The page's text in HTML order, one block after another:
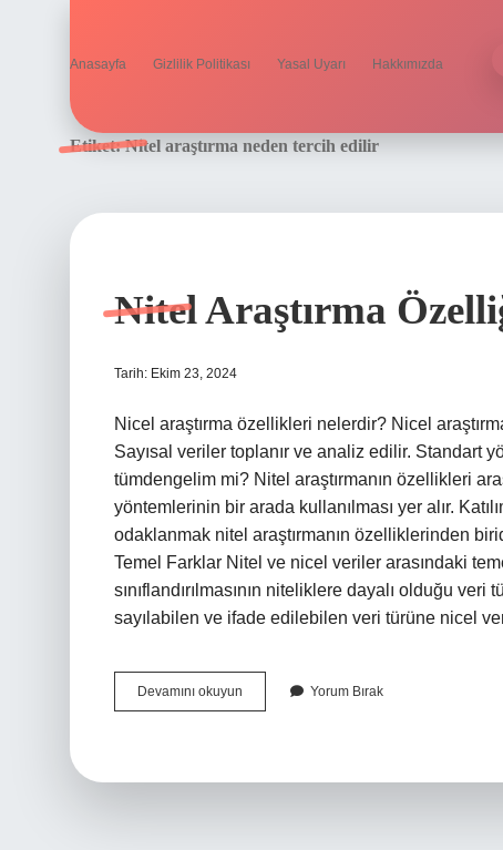
Anasayfa Gizlilik Politikası Yasal Uyarı Hakkımızda
Etiket:Nitel araştırma neden tercih edilir
Nitel Araştırma
Tarih: Ekim 23, 2024
Nicel araştırma özellikleri nelerdir? Nicel
Sayısal veriler toplanır ve analiz edilir. Standart
tümdengelim mi? Nitel araştırmanın özellikleri
yöntemlerinin bir arada kullanılması yer alır.
odaklanmak nitel araştırmanın özelliklerinden
Temel Farklar Nitel ve nicel veriler arasındaki
sınıflandırılmasının niteliklere dayalı olduğu
sayılabilen ve ifade edilebilen veri türüne nicel
Devamını okuyun
Araştırma
Yorum Bırak